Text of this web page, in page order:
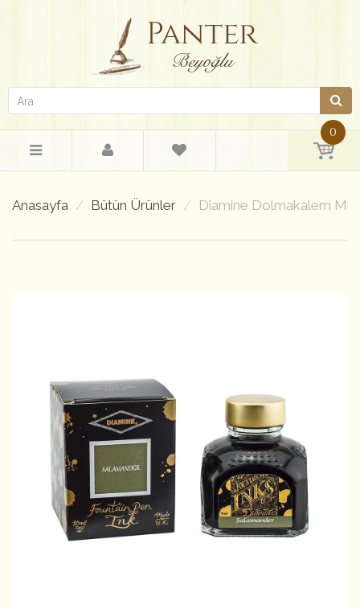
0
Anasayfa Bütün Ürünler Diamine Dolmakalem